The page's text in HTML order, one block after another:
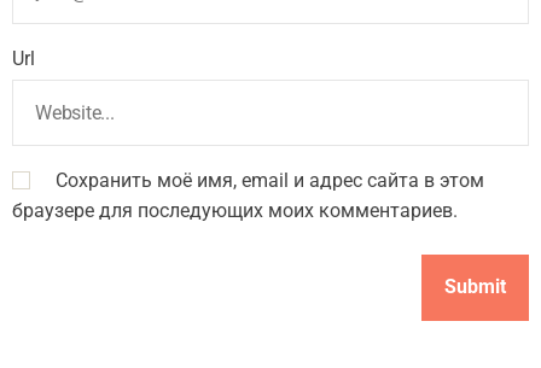
Url
Сохранить моё имя, email и адрес сайта в этом
браузере для последующих моих комментариев.